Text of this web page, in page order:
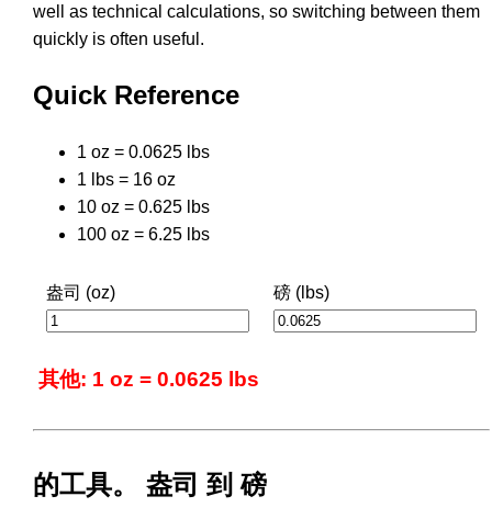
well as technical calculations, so switching between them
quickly is often useful.
Quick Reference
1 oz = 0.0625 lbs
1 lbs = 16 oz
10 oz = 0.625 lbs
100 oz = 6.25 lbs
盎司 (oz) 磅 (lbs)
其他: 1 oz = 0.0625 lbs
的工具。 盎司 到 磅